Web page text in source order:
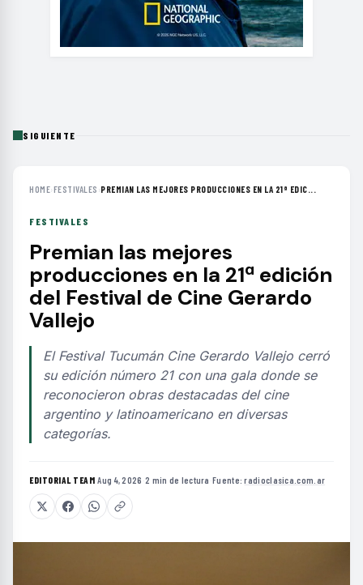
SIGUIENTE
HOME›FESTIVALES ›PREMIAN LAS MEJORES PRODUCCIONES EN LA 21ª EDIC...
FESTIVALES
Premian las mejores
producciones en la 21ª edición
del Festival de Cine Gerardo
Vallejo
El Festival Tucumán Cine Gerardo Vallejo cerró
su edición número 21 con una gala donde se
reconocieron obras destacadas del cine
argentino y latinoamericano en diversas
categorías.
EDITORIAL TEAM·Aug 4, 2026 ·2 min de lectura ·Fuente:radioclasica.com.ar